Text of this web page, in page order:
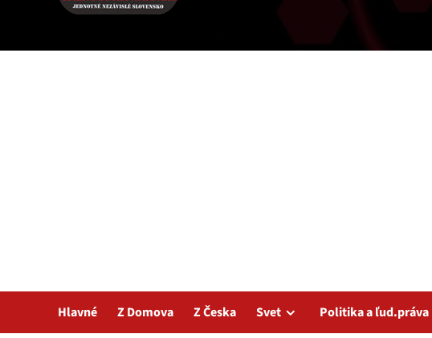
Hlavné Z Domova Z Česka Svet Politika a ľud.práva